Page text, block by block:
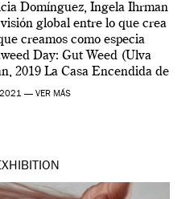
Domínguez, Ingela Ihrman
global entre lo que crea
creamos como especia
Day: Gut Weed (Ulva
2019 La Casa Encendida de
Wellcome […]
— VER MÁS